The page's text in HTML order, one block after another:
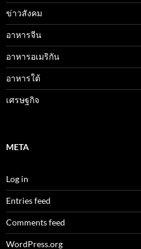
ข่าวสังคม
อาหารจีน
อาหารอเมริกัน
อาหารใต้
เศรษฐกิจ
META
Log in
Entries feed
Comments feed
WordPress.org